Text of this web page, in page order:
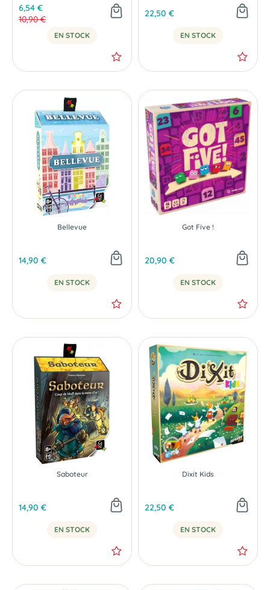
6,54 €
10,90 €
EN STOCK
22,50 €
EN STOCK
Bellevue
14,90 €
EN STOCK
Got Five !
20,90 €
EN STOCK
Saboteur
14,90 €
EN STOCK
Dixit Kids
22,50 €
EN STOCK